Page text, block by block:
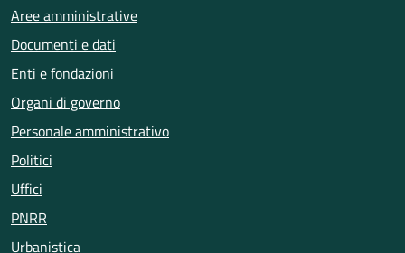
Aree amministrative
Documenti e dati
Enti e fondazioni
Organi di governo
Personale amministrativo
Politici
Uffici
PNRR
Urbanistica